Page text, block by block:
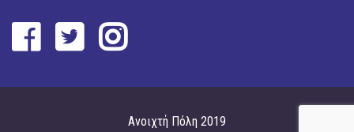
Ανοιχτή Πόλη 2019